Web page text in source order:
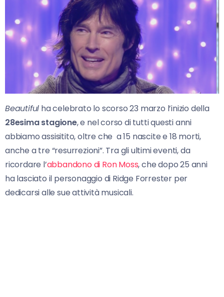
Beautiful ha celebrato lo scorso 23 marzo l’inizio della
28esima stagione, e nel corso di tutti questi anni
abbiamo assisitito, oltre che a 15 nascite e 18 morti,
anche a tre “resurrezioni”. Tra gli ultimi eventi, da
ricordare l’abbandono di Ron Moss, che dopo 25 anni
ha lasciato il personaggio di Ridge Forrester per
dedicarsi alle sue attività musicali.